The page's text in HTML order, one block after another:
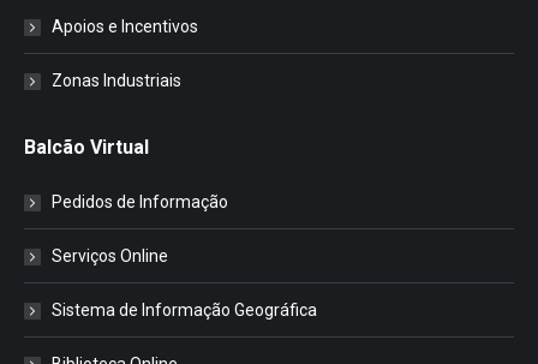
Apoios e Incentivos
Zonas Industriais
Balcão Virtual
Pedidos de Informação
Serviços Online
Sistema de Informação Geográfica